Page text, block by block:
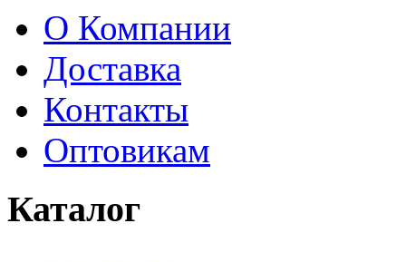
О Компании
Доставка
Контакты
Оптовикам
Каталог